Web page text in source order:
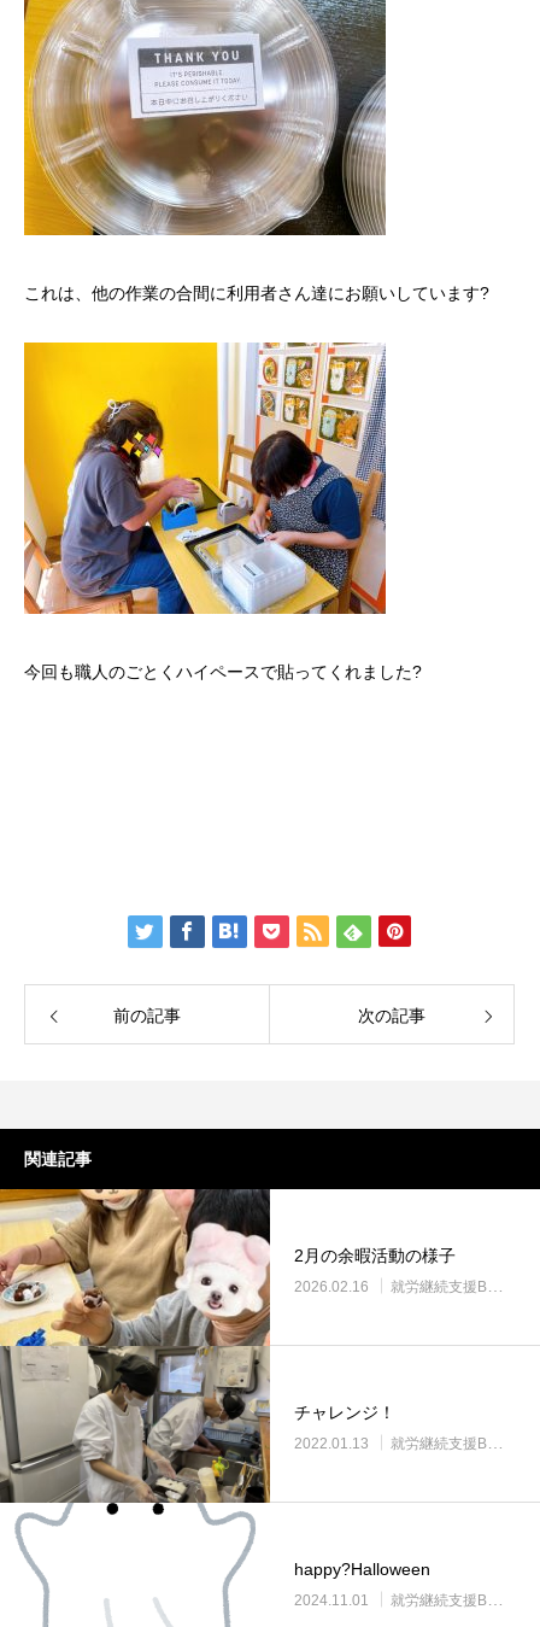
これは、他の作業の合間に利用者さん達にお願いしています?
今回も職人のごとくハイペースで貼ってくれました?
前の記事 次の記事
関連記事
2月の余暇活動の様子
2026.02.16 就労継続支援B型・ニコサービス
チャレンジ！
2022.01.13 就労継続支援B型・ニコサービス
happy?Halloween
2024.11.01 就労継続支援B型・ニコサービス